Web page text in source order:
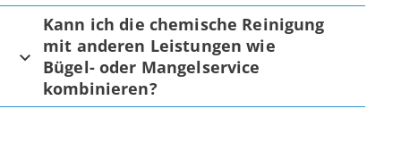
Kann ich die chemische Reinigung
mit anderen Leistungen wie
Bügel- oder Mangelservice
kombinieren?